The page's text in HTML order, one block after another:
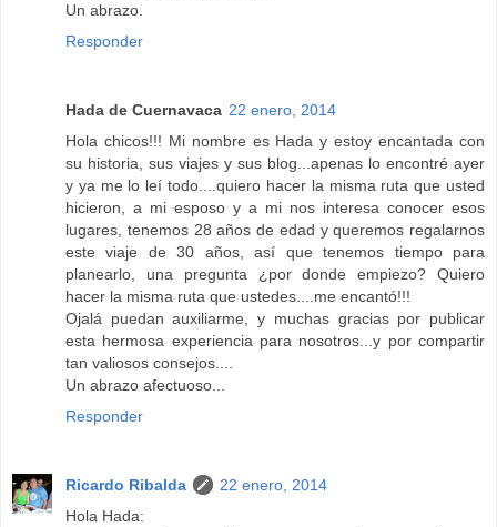
Un abrazo.
Responder
Hada de Cuernavaca 22 enero, 2014
Hola chicos!!! Mi nombre es Hada y estoy encantada con
su historia, sus viajes y sus blog...apenas lo encontré ayer
y ya me lo leí todo....quiero hacer la misma ruta que usted
hicieron, a mi esposo y a mi nos interesa conocer esos
lugares, tenemos 28 años de edad y queremos regalarnos
este viaje de 30 años, así que tenemos tiempo para
planearlo, una pregunta ¿por donde empiezo? Quiero
hacer la misma ruta que ustedes....me encantó!!!
Ojalá puedan auxiliarme, y muchas gracias por publicar
esta hermosa experiencia para nosotros...y por compartir
tan valiosos consejos....
Un abrazo afectuoso...
Responder
Ricardo Ribalda
22 enero, 2014
Hola Hada: